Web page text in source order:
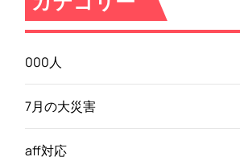
000人
7月の大災害
aff対応